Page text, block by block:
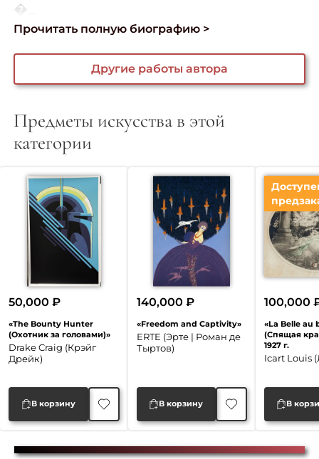
�...
Прочитать полную биографию >
Другие работы автора
Предметы искусства в этой
категории
«The Bounty Hunter
(Охотник за головами)»
Drake Craig (Крэйг
Дрейк)
50,000₽
В корзину
«Freedom and Captivity»
ERTE (Эрте | Роман де
Тыртов)
140,000 ₽
В корзину
«La Belle au
(Спящая
1927 г.
Icart Louis
100,000
В